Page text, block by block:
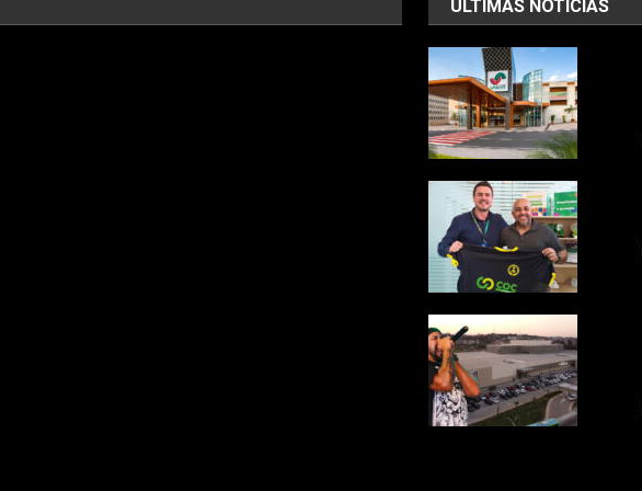
ÚLTIMAS NOTÍCIAS